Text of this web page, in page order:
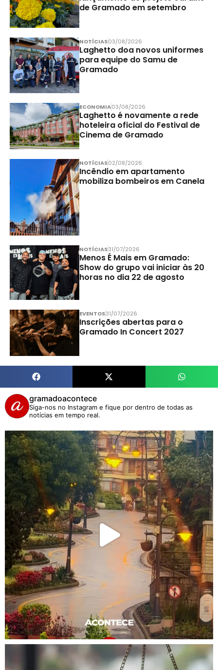
de Gramado em setembro
NOTÍCIAS03/08/2026
Laghetto doa novos uniformes
para equipe do Samu de
Gramado
ECONOMIA03/08/2026
Laghetto é novamente a rede
hoteleira oficial do Festival de
Cinema de Gramado
NOTÍCIAS02/08/2026
Incêndio em apartamento
mobiliza bombeiros em Canela
NOTÍCIAS31/07/2026
Menos É Mais em Gramado:
Show do grupo vai iniciar às 20
horas no dia 22 de agosto
EVENTOS31/07/2026
Inscrições abertas para o
Gramado In Concert 2027
gramadoacontece
Siga-nos no Instagram e fique por dentro de todas as
notícias em tempo real.